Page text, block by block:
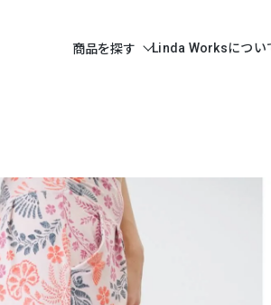
商品を探す Linda Worksについ